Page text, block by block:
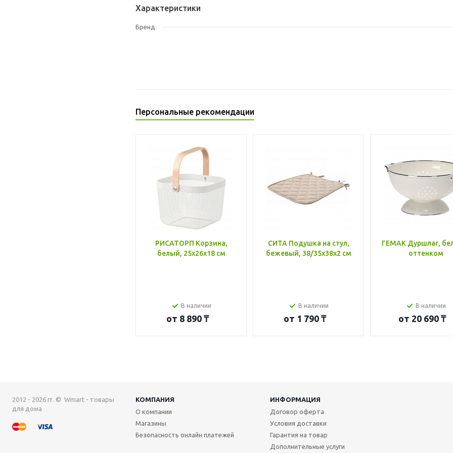
Характеристики
Бренд
Персональные рекомендации
РИСАТОРП Корзина,
белый, 25x26x18 см
В наличии
от 8 890 ₸
СИТА Подушка на стул,
бежевый, 38/35x38x2 см
В наличии
от 1 790 ₸
ГЕМАК Дуршлаг,
оттенком
В наличии
от 20 690 ₸
2012 - 2026 гг. © Wmart - товары
для дома
КОМПАНИЯ
ИНФОРМАЦИЯ
О компании
Магазины
Безопасность онлайн платежей
Договор оферта
Условия доставки
Гарантия на товар
Дополнительные услуги